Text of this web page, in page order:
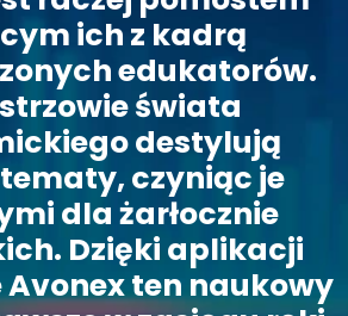
ich z kadrą
edukatorów.
świata
destylują
tematy, czyniąc je
dla żarłocznie
Dzięki aplikacji
ten naukowy